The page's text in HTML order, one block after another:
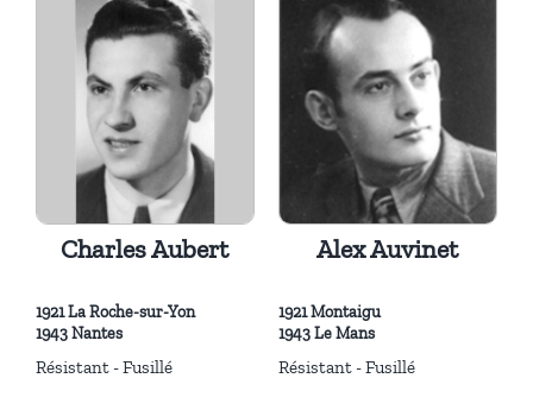
Charles Aubert
1921 La Roche-sur-Yon
1943 Nantes
Résistant - Fusillé
Alex Auvinet
1921 Montaigu
1943 Le Mans
Résistant - Fusillé